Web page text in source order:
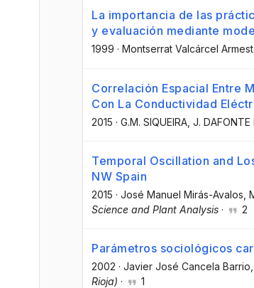
La importancia de las
y evaluación mediante
1999 · Montserrat Valcárcel
Correlación Espacial Entre
Con La Conductividad
2015 · G.M. SIQUEIRA , J.
Temporal Oscillation and
NW Spain
2015 · José Manuel Mirás-Avalos ,
Science and Plant Analysis · 2
Parámetros sociológicos
2002 · Javier José Cancela Barrio
Rioja) · 1